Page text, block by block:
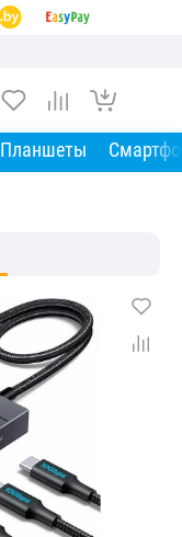
Планшеты